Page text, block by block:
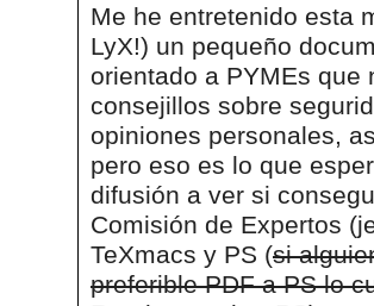
Me he entretenido esta
LyX!) un pequeño
orientado a PYMEs que
consejillos sobre
opiniones personales,
pero eso es lo que
difusión a ver si
Comisión de Expertos
TeXmacs y PS (si
preferible PDF a PS lo